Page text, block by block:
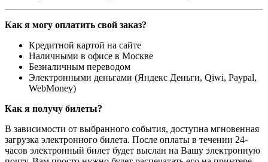
Как я могу оплатить свой заказ?
Кредитной картой на сайте
Наличными в офисе в Москве
Безналичным переводом
Электронными деньгами (Яндекс Деньги, Qiwi, Paypal,
WebMoney)
Как я получу билеты?
В зависимости от выбранного события, доступна мгновенная
загрузка электронного билета. После оплаты в течении 24-
часов электронный билет будет выслан на Вашу электронную